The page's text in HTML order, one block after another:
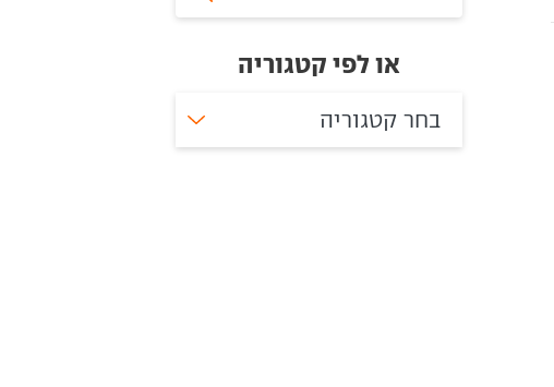
או לפי קטגוריה
בחר קטגוריה